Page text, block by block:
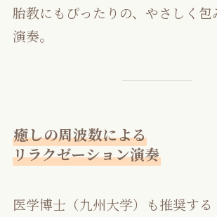
胎教にもぴったりの、やさしく包
演奏。
癒しの周波数による
リラクゼーション演奏
医学博士（九州大学）も推奨する